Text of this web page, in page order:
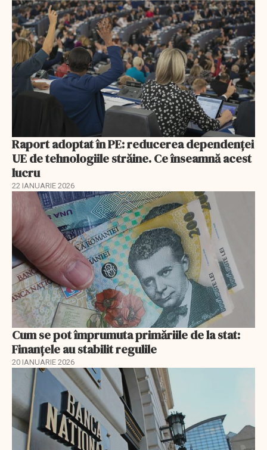
Raport adoptat în PE: reducerea dependenței
UE de tehnologiile străine. Ce înseamnă acest
lucru
22 IANUARIE 2026
Cum se pot împrumuta primăriile de la stat:
Finanțele au stabilit regulile
20 IANUARIE 2026